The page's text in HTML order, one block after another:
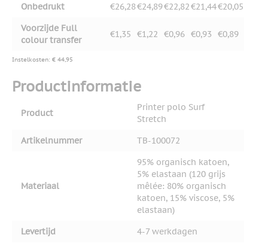
Onbedrukt €26,28€24,89€22,82€21,44€20,05
Voorzijde Full
colour transfer
€1,35 €1,22 €0,96 €0,93 €0,89
Instelkosten: € 44,95
Productinformatie
Product
Printer polo Surf
Stretch
Artikelnummer
TB-100072
Materiaal
95% organisch katoen,
5% elastaan (120 grijs
mêlée: 80% organisch
katoen, 15% viscose, 5%
elastaan)
Levertijd
4-7 werkdagen